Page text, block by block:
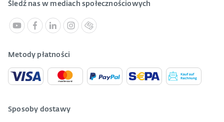
Śledź nas w mediach społecznościowych
Metody płatności
Sposoby dostawy